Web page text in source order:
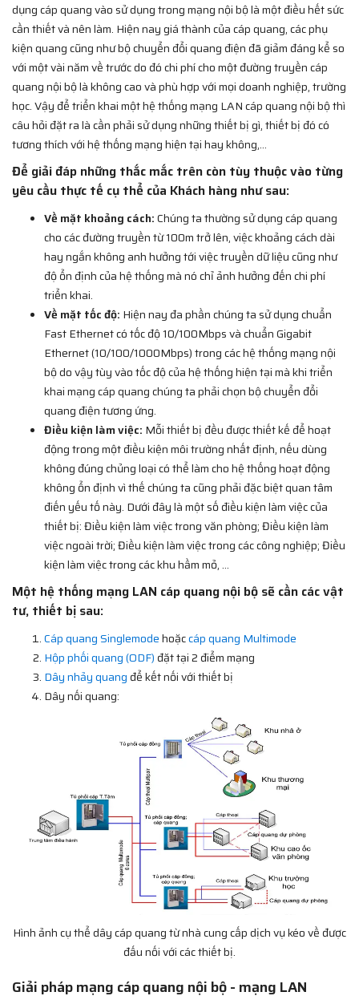
dụng cáp quang vào sử dụng trong mạng nội bộ là một điều hết sức
cần thiết và nên làm. Hiện nay giá thành của cáp quang, các phụ
kiện quang cũng như bộ chuyển đổi quang điện đã giảm đáng kể so
với một vài năm về trước do đó chi phí cho một đường truyền cáp
quang nội bộ là không cao và phù hợp với mọi doanh nghiệp, trường
học. Vậy để triển khai một hệ thống mạng LAN cáp quang nội bộ thì
câu hỏi đặt ra là cần phải sử dụng những thiết bị gì, thiết bị đó có
tương thích với hệ thống mạng hiện tại hay không,...
Để giải đáp những thắc mắc trên còn tùy thuộc vào từng
yêu cầu thực tế cụ thể của Khách hàng như sau:
Về mặt khoảng cách:Chúng ta thường sử dụng cáp quang
cho các đường truyền từ 100m trở lên, việc khoảng cách dài
hay ngắn không anh hưởng tới việc truyền dữ liệu cũng như
độ ổn định của hệ thống mà nó chỉ ảnh hưởng đến chi phí
triển khai.
Về mặt tốc độ: Hiện nay đa phần chúng ta sử dụng chuẩn
Fast Ethernet có tốc độ 10/100Mbps và chuẩn Gigabit
Ethernet (10/100/1000Mbps) trong các hệ thống mạng nội
bộ do vậy tùy vào tốc độ của hệ thống hiện tại mà khi triển
khai mạng cáp quang chúng ta phải chọn bộ chuyển đổi
quang điện tương ứng.
Điều kiện làm việc: Mỗi thiết bị đều được thiết kế để hoạt
động trong một điều kiện môi trường nhất định, nếu dùng
không đúng chủng loại có thể làm cho hệ thống hoạt động
không ổn định vì thế chúng ta cũng phải đặc biệt quan tâm
điến yếu tố này. Dưới đây là một số điều kiện làm việc của
thiết bị: Điều kiện làm việc trong văn phòng; Điều kiện làm
việc ngoài trời; Điều kiện làm việc trong các công nghiệp; Điều
kiện làm việc trong các khu hầm mỏ, ...
Một hệ thống mạng LAN cáp quang nội bộ sẽ cần các vật
tư, thiết bị sau:
Cáp quang Singlemodehoặccáp quang Multimode
Hộp phối quang (ODF) đặt tại 2 điểm mạng
Dây nhảy quang để kết nối với thiết bị
Dây nối quang:
Hình ảnh cụ thể dây cáp quang từ nhà cung cấp dịch vụ kéo về được
đấu nối với các thiết bị.
Giải pháp mạng cáp quang nội bộ - mạng LAN